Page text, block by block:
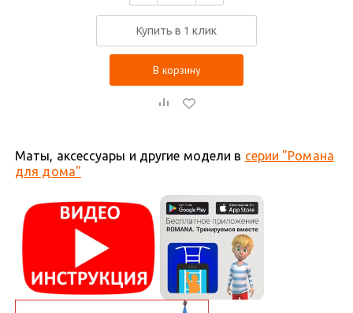
Купить в 1 клик
В корзину
Маты, аксессуары и другие модели в серии "Романа
для дома"